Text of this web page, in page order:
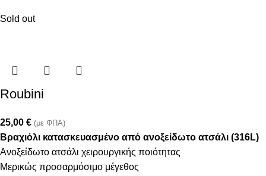
Sold out
Roubini
25,00 € (με ΦΠΑ)
Βραχιόλι κατασκευασμένο από ανοξείδωτο ατσάλι (316L)
Ανοξείδωτο ατσάλι χειρουργικής ποιότητας
Μερικώς προσαρμόσιμο μέγεθος